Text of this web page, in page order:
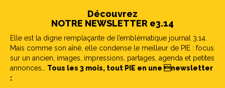
Découvrez
NOTRE NEWSLETTER e3.14
Elle est la digne remplaçante de l’emblématique journal 3.14.
Mais comme son aîné, elle condense le meilleur de PIE : focus
sur un ancien, images, impressions, partages, agenda et petites
annonces… Tous les 3 mois, tout PIE en une newsletter
: